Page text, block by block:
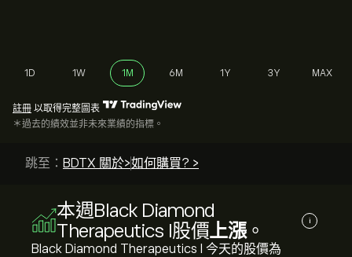
1D 1W 1M 6M 1Y 3Y MAX
註冊 以取得完整圖表
＊過去的績效並非未來業績的指標。
跳至： BDTX 關於>如何購買? >
本週Black Diamond
Therapeutics I股價上漲。 i
Black Diamond Therapeutics I 今天的股價為‎